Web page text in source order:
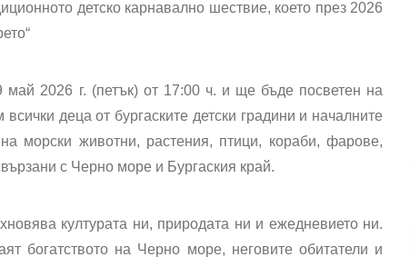
детско карнавално шествие, което през 2026
2026 г. (петък) от 17:00 ч. и ще бъде посветен на
деца от бургаските детски градини и началните
морски животни, растения, птици, кораби, фарове,
с Черно море и Бургаския край.
културата ни, природата ни и ежедневието ни.
богатството на Черно море, неговите обитатели и